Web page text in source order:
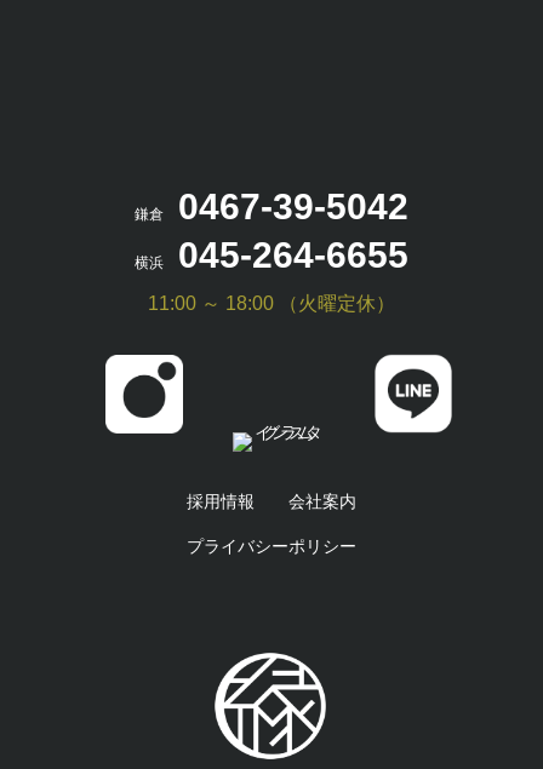
鎌倉 0467-39-5042
横浜 045-264-6655
11:00 ～ 18:00 （火曜定休）
採用情報 会社案内
プライバシーポリシー